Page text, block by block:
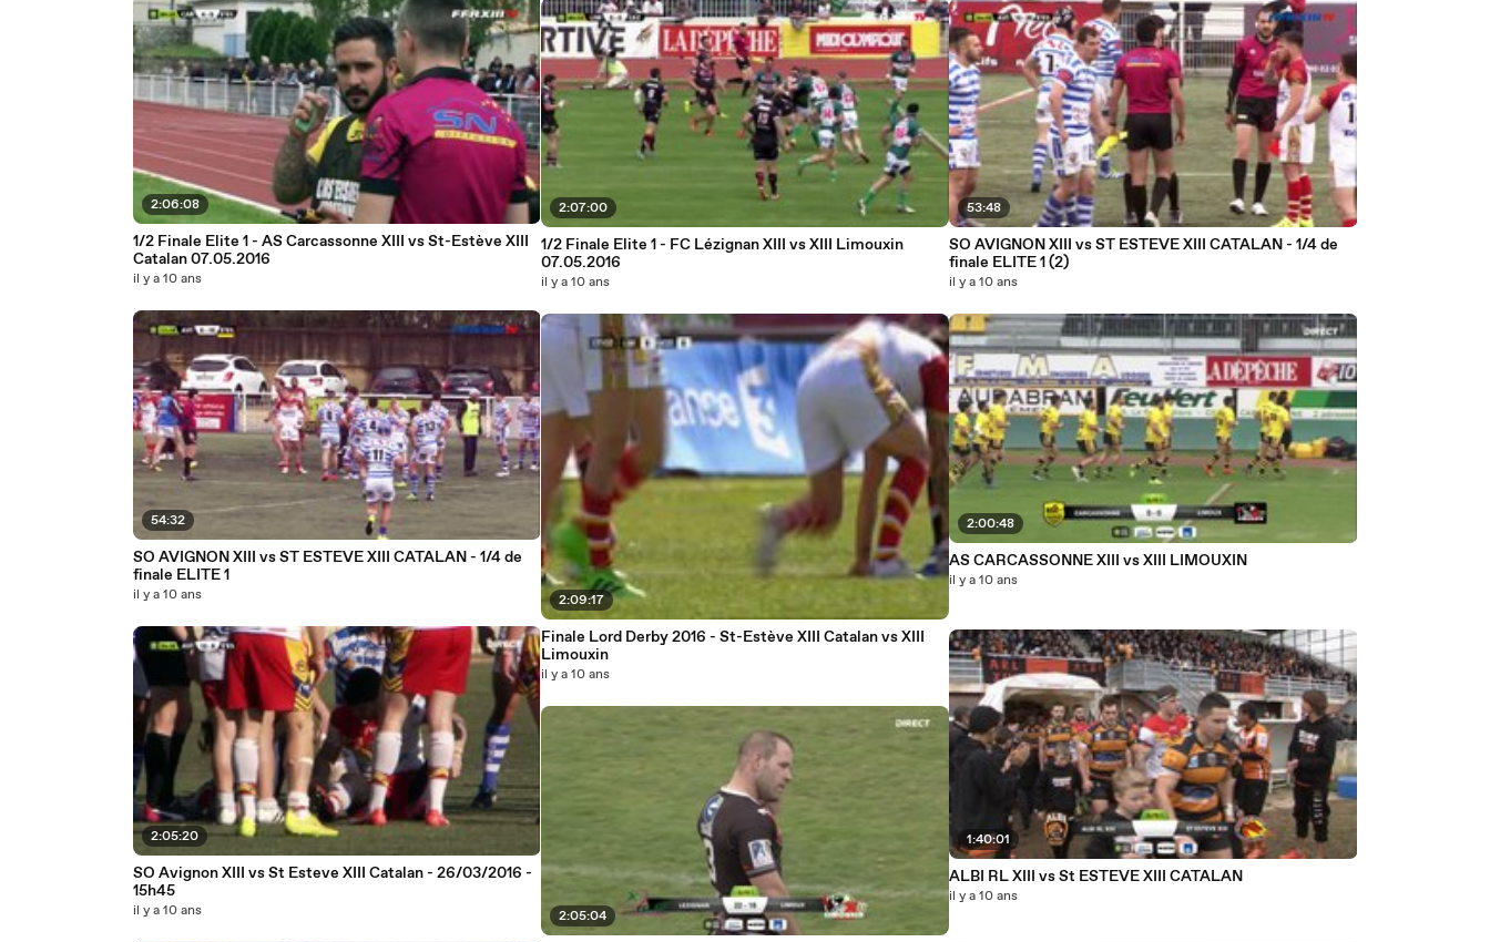
2:06:08
1/2 Finale Elite 1 - AS Carcassonne XIII vs St-Estève XIII
Catalan 07.05.2016
il y a 10 ans
54:32
SO AVIGNON XIII vs ST ESTEVE XIII CATALAN - 1/4 de
finale ELITE 1
il y a 10 ans
2:05:20
SO Avignon XIII vs St Esteve XIII Catalan - 26/03/2016 -
15h45
il y a 10 ans
2:07:00
1/2 Finale Elite 1 - FC Lézignan XIII vs XIII Limouxin
07.05.2016
il y a 10 ans
2:09:17
Finale Lord Derby 2016 - St-Estève XIII Catalan vs XIII
Limouxin
il y a 10 ans
2:05:04
53:48
SO AVIGNON XIII vs ST ESTEVE XIII CATALAN - 1/4 de
finale ELITE 1 (2)
il y a 10 ans
2:00:48
AS CARCASSONNE XIII vs XIII LIMOUXIN
il y a 10 ans
1:40:01
ALBI RL XIII vs St ESTEVE XIII CATALAN
il y a 10 ans